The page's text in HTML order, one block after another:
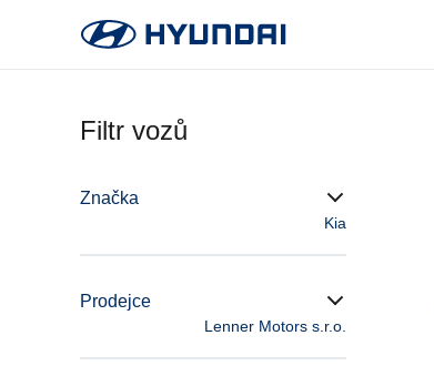
Filtr vozů
Značka
Kia
Prodejce
Lenner Motors s.r.o.